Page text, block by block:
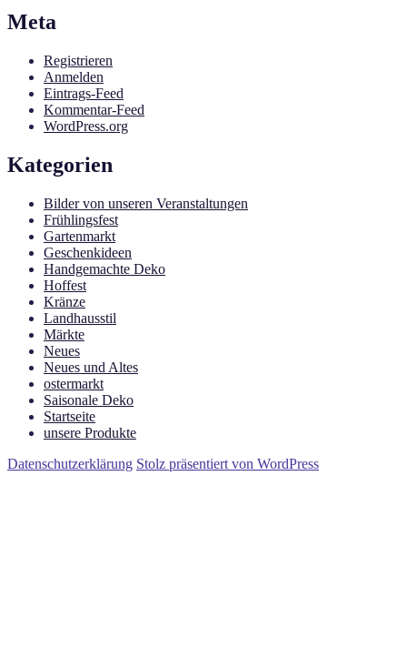
Meta
Registrieren
Anmelden
Eintrags-Feed
Kommentar-Feed
WordPress.org
Kategorien
Bilder von unseren Veranstaltungen
Frühlingsfest
Gartenmarkt
Geschenkideen
Handgemachte Deko
Hoffest
Kränze
Landhausstil
Märkte
Neues
Neues und Altes
ostermarkt
Saisonale Deko
Startseite
unsere Produkte
Datenschutzerklärung Stolz präsentiert von WordPress